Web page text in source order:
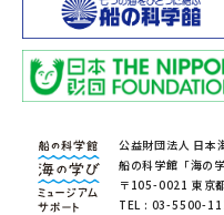
公益財団法人 日本
船の科学館「海の
〒105-0021 東京
TEL : 03-5500-